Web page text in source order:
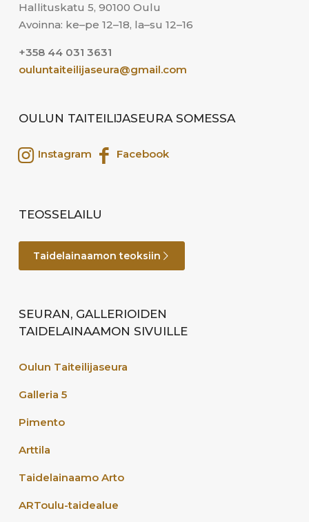
Hallituskatu 5, 90100 Oulu
Avoinna: ke–pe 12–18, la–su 12–16
+358 44 031 3631
ouluntaiteilijaseura@gmail.com
OULUN TAITEILIJASEURA SOMESSA
Instagram Facebook
TEOSSELAILU
Taidelainaamon teoksiin
SEURAN, GALLERIOIDEN
TAIDELAINAAMON SIVUILLE
Oulun Taiteilijaseura
Galleria 5
Pimento
Arttila
Taidelainaamo Arto
ARToulu-taidealue